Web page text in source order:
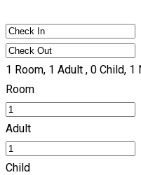
1 Room, 1 Adult , 0 Child, 1
Room
Adult
Child